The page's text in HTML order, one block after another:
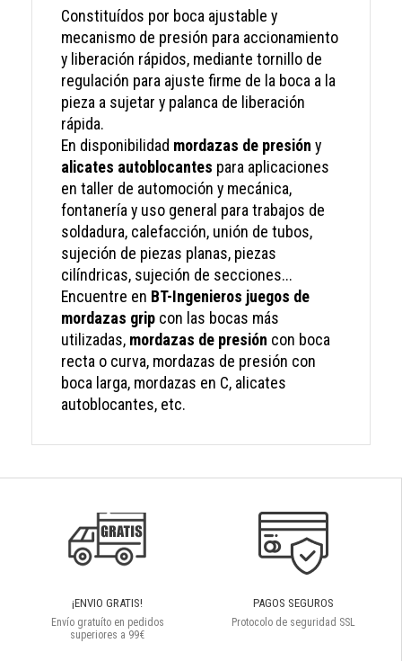
Constituídos por boca ajustable y
mecanismo de presión para accionamiento
y liberación rápidos, mediante tornillo de
regulación para ajuste firme de la boca a la
pieza a sujetar y palanca de liberación
rápida.
En disponibilidad mordazas de presión y
alicates autoblocantes para aplicaciones
en taller de automoción y mecánica,
fontanería y uso general para trabajos de
soldadura, calefacción, unión de tubos,
sujeción de piezas planas, piezas
cilíndricas, sujeción de secciones...
Encuentre en BT-Ingenieros juegos de
mordazas grip con las bocas más
utilizadas, mordazas de presión con boca
recta o curva, mordazas de presión con
boca larga, mordazas en C, alicates
autoblocantes, etc.
¡ENVIO GRATIS!
Envío gratuíto en pedidos
superiores a 99€
PAGOS SEGUROS
Protocolo de seguridad SSL